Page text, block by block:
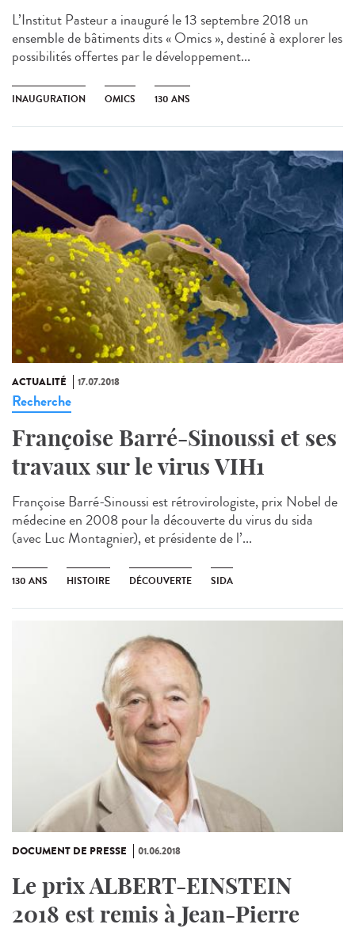
L’Institut Pasteur a inauguré le 13 septembre 2018 un
ensemble de bâtiments dits « Omics », destiné à explorer les
possibilités offertes par le développement...
INAUGURATION OMICS 130 ANS
ACTUALITÉ 17.07.2018
Recherche
Françoise Barré-Sinoussi et ses
travaux sur le virus VIH1
Françoise Barré-Sinoussi est rétrovirologiste, prix Nobel de
médecine en 2008 pour la découverte du virus du sida
(avec Luc Montagnier), et présidente de l’...
130 ANS HISTOIRE DÉCOUVERTE SIDA
DOCUMENT DE PRESSE 01.06.2018
Le prix ALBERT-EINSTEIN
2018 est remis à Jean-Pierre